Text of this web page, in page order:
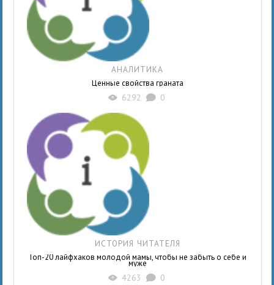
АНАЛИТИКА
Ценные свойства граната
X 6292 K 0
ИСТОРИЯ ЧИТАТЕЛЯ
Топ-20 лайфхаков молодой мамы, чтобы не забыть о себе и
муже
X 4263 K 0